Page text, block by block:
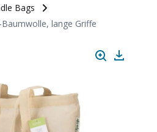
Bags
lange Griffe